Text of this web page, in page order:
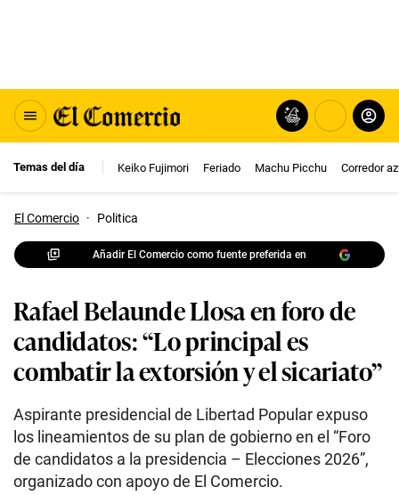
Temas del día Keiko Fujimori Feriado Machu Picchu Corredor
El Comercio · Politica
Añadir El Comercio como fuente preferida en
Rafael Belaunde Llosa en foro de
candidatos: “Lo principal es
combatir la extorsión y el sicariato”
Aspirante presidencial de Libertad Popular expuso
los lineamientos de su plan de gobierno en el “Foro
de candidatos a la presidencia – Elecciones 2026”,
organizado con apoyo de El Comercio.